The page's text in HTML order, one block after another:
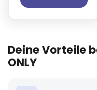
Deine Vorteile
ONLY